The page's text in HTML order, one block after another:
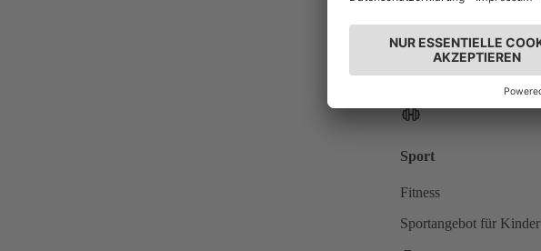
Pool
Pool
Sport
Fitness
Sportangebot für Kinder